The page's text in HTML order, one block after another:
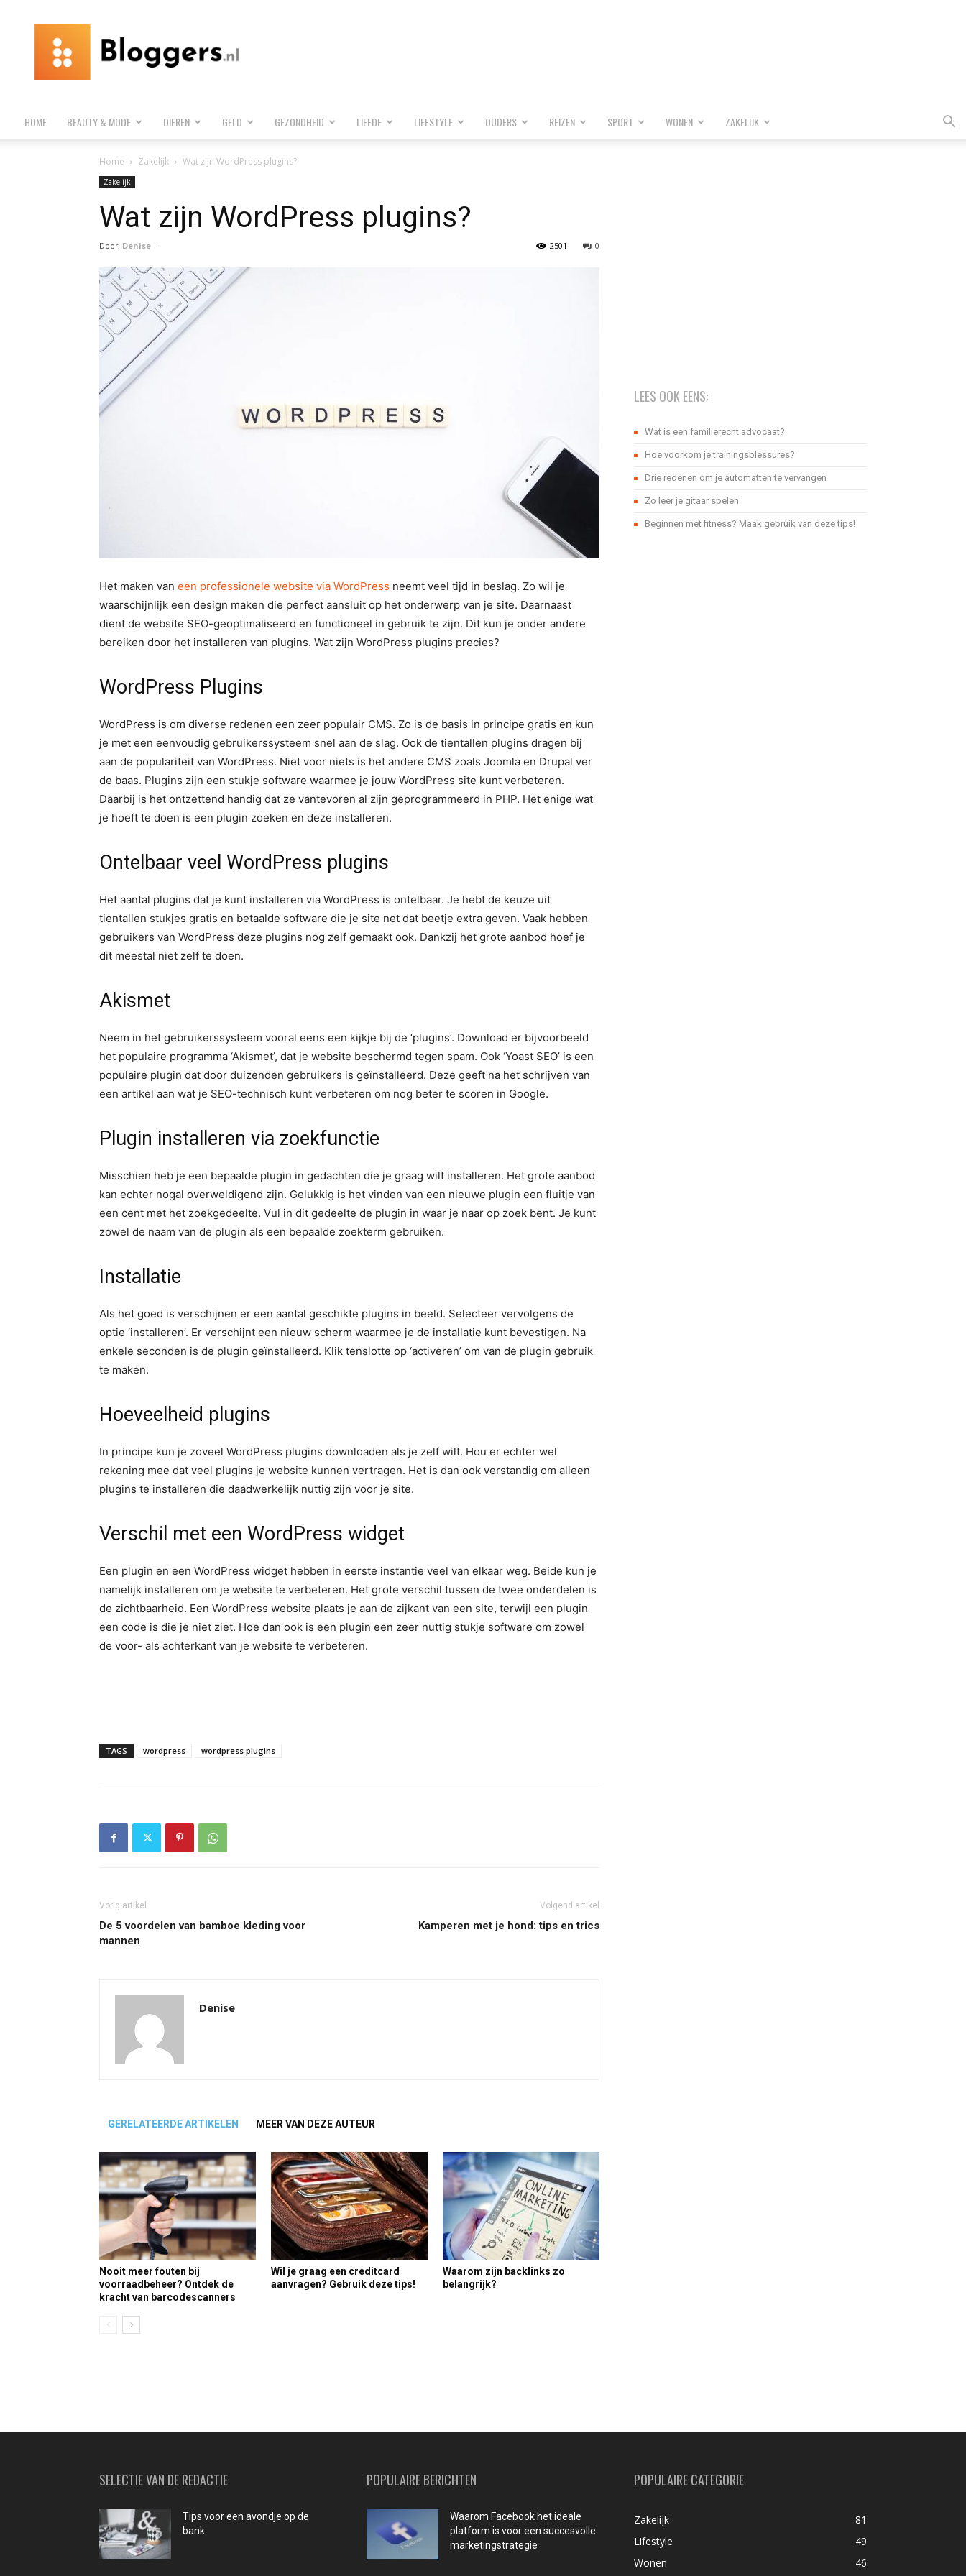
HOME BEAUTY & MODE DIEREN GELD GEZONDHEID LIEFDE LIFESTYLE OUDERS REIZEN SPORT WONEN ZAKELIJK
Home Zakelijk Wat zijn WordPress plugins?
Zakelijk
Wat zijn WordPress plugins?
Door Denise - 0
2501
Het maken van een professionele website via WordPress neemt veel tijd in beslag. Zo wil je
waarschijnlijk een design maken die perfect aansluit op het onderwerp van je site. Daarnaast
dient de website SEO-geoptimaliseerd en functioneel in gebruik te zijn. Dit kun je onder andere
bereiken door het installeren van plugins. Wat zijn WordPress plugins precies?
WordPress Plugins
WordPress is om diverse redenen een zeer populair CMS. Zo is de basis in principe gratis en kun
je met een eenvoudig gebruikerssysteem snel aan de slag. Ook de tientallen plugins dragen bij
aan de populariteit van WordPress. Niet voor niets is het andere CMS zoals Joomla en Drupal ver
de baas. Plugins zijn een stukje software waarmee je jouw WordPress site kunt verbeteren.
Daarbij is het ontzettend handig dat ze vantevoren al zijn geprogrammeerd in PHP. Het enige wat
je hoeft te doen is een plugin zoeken en deze installeren.
Ontelbaar veel WordPress plugins
Het aantal plugins dat je kunt installeren via WordPress is ontelbaar. Je hebt de keuze uit
tientallen stukjes gratis en betaalde software die je site net dat beetje extra geven. Vaak hebben
gebruikers van WordPress deze plugins nog zelf gemaakt ook. Dankzij het grote aanbod hoef je
dit meestal niet zelf te doen.
Akismet
Neem in het gebruikerssysteem vooral eens een kijkje bij de ‘plugins’. Download er bijvoorbeeld
het populaire programma ‘Akismet’, dat je website beschermd tegen spam. Ook ‘Yoast SEO’ is een
populaire plugin dat door duizenden gebruikers is geïnstalleerd. Deze geeft na het schrijven van
een artikel aan wat je SEO-technisch kunt verbeteren om nog beter te scoren in Google.
Plugin installeren via zoekfunctie
Misschien heb je een bepaalde plugin in gedachten die je graag wilt installeren. Het grote aanbod
kan echter nogal overweldigend zijn. Gelukkig is het vinden van een nieuwe plugin een fluitje van
een cent met het zoekgedeelte. Vul in dit gedeelte de plugin in waar je naar op zoek bent. Je kunt
zowel de naam van de plugin als een bepaalde zoekterm gebruiken.
Installatie
Als het goed is verschijnen er een aantal geschikte plugins in beeld. Selecteer vervolgens de
optie ‘installeren’. Er verschijnt een nieuw scherm waarmee je de installatie kunt bevestigen. Na
enkele seconden is de plugin geïnstalleerd. Klik tenslotte op ‘activeren’ om van de plugin gebruik
te maken.
Hoeveelheid plugins
In principe kun je zoveel WordPress plugins downloaden als je zelf wilt. Hou er echter wel
rekening mee dat veel plugins je website kunnen vertragen. Het is dan ook verstandig om alleen
plugins te installeren die daadwerkelijk nuttig zijn voor je site.
Verschil met een WordPress widget
Een plugin en een WordPress widget hebben in eerste instantie veel van elkaar weg. Beide kun je
namelijk installeren om je website te verbeteren. Het grote verschil tussen de twee onderdelen is
de zichtbaarheid. Een WordPress website plaats je aan de zijkant van een site, terwijl een plugin
een code is die je niet ziet. Hoe dan ook is een plugin een zeer nuttig stukje software om zowel
de voor- als achterkant van je website te verbeteren.
TAGS wordpress wordpress plugins
Vorig artikel
De 5 voordelen van bamboe kleding voor
mannen
Volgend artikel
Kamperen met je hond: tips en trics
Denise
GERELATEERDE ARTIKELEN MEER VAN DEZE AUTEUR
Nooit meer fouten bij
voorraadbeheer? Ontdek de
kracht van barcodescanners
Wil je graag een creditcard
aanvragen? Gebruik deze tips!
Waarom zijn backlinks zo
belangrijk?
LEES OOK EENS:
Wat is een familierecht advocaat?
Hoe voorkom je trainingsblessures?
Drie redenen om je automatten te vervangen
Zo leer je gitaar spelen
Beginnen met fitness? Maak gebruik van deze tips!
SELECTIE VAN DE REDACTIE
Tips voor een avondje op de
bank
POPULAIRE BERICHTEN
Waarom Facebook het ideale
platform is voor een succesvolle
marketingstrategie
POPULAIRE CATEGORIE
Zakelijk
81
Lifestyle
49
Wonen
46